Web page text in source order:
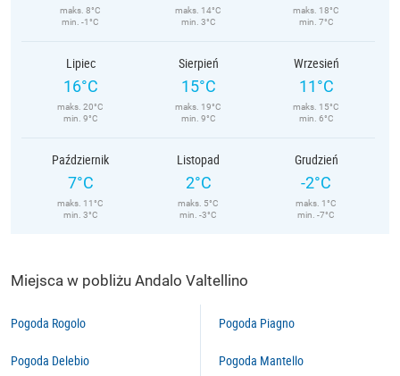
maks. 8°C
min. -1°C
maks. 14°C
min. 3°C
maks. 18°C
min. 7°C
Lipiec
16°C
maks. 20°C
min. 9°C
Sierpień
15°C
maks. 19°C
min. 9°C
Wrzesień
11°C
maks. 15°C
min. 6°C
Październik
7°C
maks. 11°C
min. 3°C
Listopad
2°C
maks. 5°C
min. -3°C
Grudzień
-2°C
maks. 1°C
min. -7°C
Miejsca w pobliżu Andalo Valtellino
Pogoda Rogolo
Pogoda Delebio
Pogoda Piagno
Pogoda Mantello